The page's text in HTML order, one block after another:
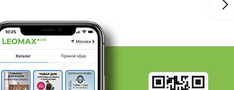
Еленди
Алтекс